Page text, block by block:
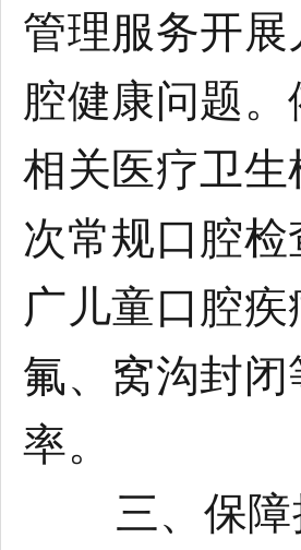
管理服务开
腔健康问题
相关医疗卫
次常规口腔
广儿童口腔
氟、窝沟封
率。
三、保障